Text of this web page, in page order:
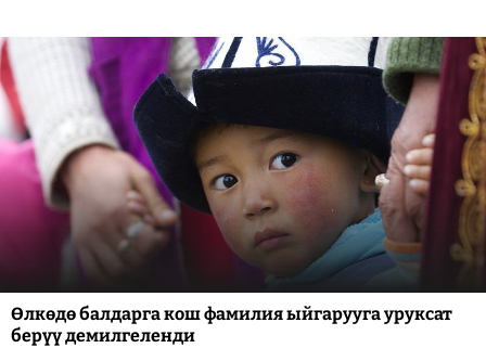
Өлкөдө балдарга кош фамилия ыйгарууга уруксат
берүү демилгеленди